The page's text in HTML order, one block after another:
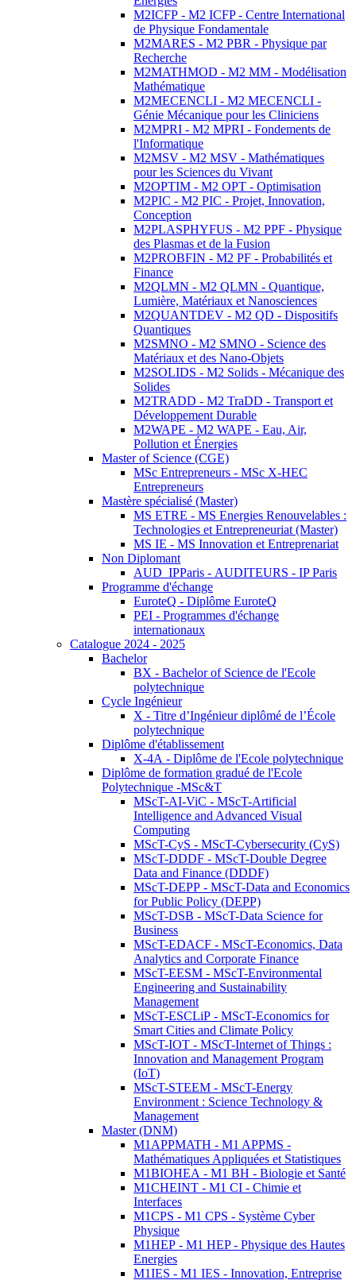
M2ICFP - M2 ICFP - Centre International
de Physique Fondamentale
M2MARES - M2 PBR - Physique par
Recherche
M2MATHMOD - M2 MM - Modélisation
Mathématique
M2MECENCLI - M2 MECENCLI -
Génie Mécanique pour les Cliniciens
M2MPRI - M2 MPRI - Fondements de
l'Informatique
M2MSV - M2 MSV - Mathématiques
pour les Sciences du Vivant
M2OPTIM - M2 OPT - Optimisation
M2PIC - M2 PIC - Projet, Innovation,
Conception
M2PLASPHYFUS - M2 PPF - Physique
des Plasmas et de la Fusion
M2PROBFIN - M2 PF - Probabilités et
Finance
M2QLMN - M2 QLMN - Quantique,
Lumière, Matériaux et Nanosciences
M2QUANTDEV - M2 QD - Dispositifs
Quantiques
M2SMNO - M2 SMNO - Science des
Matériaux et des Nano-Objets
M2SOLIDS - M2 Solids - Mécanique des
Solides
M2TRADD - M2 TraDD - Transport et
Développement Durable
M2WAPE - M2 WAPE - Eau, Air,
Pollution et Énergies
Master of Science (CGE)
MSc Entrepreneurs - MSc X-HEC
Entrepreneurs
Mastère spécialisé (Master)
MS ETRE - MS Energies Renouvelables :
Technologies et Entrepreneuriat (Master)
MS IE - MS Innovation et Entreprenariat
Non Diplomant
AUD_IPParis - AUDITEURS - IP Paris
Programme d'échange
EuroteQ - Diplôme EuroteQ
PEI - Programmes d'échange
internationaux
Catalogue 2024 - 2025
Bachelor
BX - Bachelor of Science de l'Ecole
polytechnique
Cycle Ingénieur
X - Titre d’Ingénieur diplômé de l’École
polytechnique
Diplôme d'établissement
X-4A - Diplôme de l'Ecole polytechnique
Diplôme de formation gradué de l'Ecole
Polytechnique -MSc&T
MScT-AI-ViC - MScT-Artificial
Intelligence and Advanced Visual
Computing
MScT-CyS - MScT-Cybersecurity (CyS)
MScT-DDDF - MScT-Double Degree
Data and Finance (DDDF)
MScT-DEPP - MScT-Data and Economics
for Public Policy (DEPP)
MScT-DSB - MScT-Data Science for
Business
MScT-EDACF - MScT-Economics, Data
Analytics and Corporate Finance
MScT-EESM - MScT-Environmental
Engineering and Sustainability
Management
MScT-ESCLiP - MScT-Economics for
Smart Cities and Climate Policy
MScT-IOT - MScT-Internet of Things :
Innovation and Management Program
(IoT)
MScT-STEEM - MScT-Energy
Environment : Science Technology &
Management
Master (DNM)
M1APPMATH - M1 APPMS -
Mathématiques Appliquées et Statistiques
M1BIOHEA - M1 BH - Biologie et Santé
M1CHEINT - M1 CI - Chimie et
Interfaces
M1CPS - M1 CPS - Système Cyber
Physique
M1HEP - M1 HEP - Physique des Hautes
Energies
M1IES - M1 IES - Innovation, Entreprise